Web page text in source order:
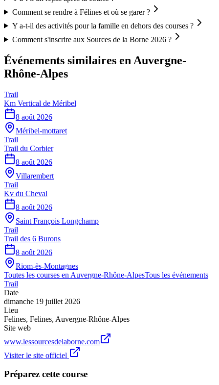
Comment se rendre à Félines et où se garer ?
Y a-t-il des activités pour la famille en dehors des courses ?
Comment s'inscrire aux Sources de la Borne 2026 ?
Événements similaires en Auvergne-
Rhône-Alpes
Trail
Km Vertical de Méribel
8 août 2026
Méribel-mottaret
Trail
Trail du Corbier
8 août 2026
Villarembert
Trail
Kv du Cheval
8 août 2026
Saint François Longchamp
Trail
Trail des 6 Burons
8 août 2026
Riom-ès-Montagnes
Toutes les courses en Auvergne-Rhône-AlpesTous les événements
Trail
Date
dimanche 19 juillet 2026
Lieu
Felines, Felines, Auvergne-Rhône-Alpes
Site web
www.lessourcesdelaborne.com
Visiter le site officiel
Préparez cette course